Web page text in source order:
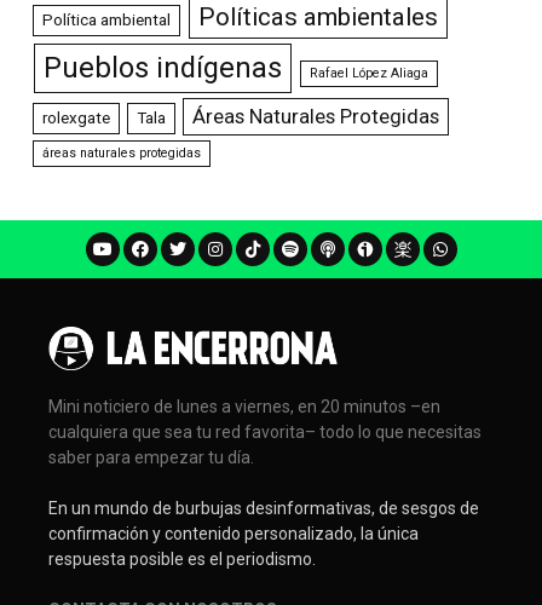
Política ambiental Políticas ambientales
Pueblos indígenas Rafael López Aliaga
rolexgate Tala Áreas Naturales Protegidas
áreas naturales protegidas
Mini noticiero de lunes a viernes, en 20 minutos –en
cualquiera que sea tu red favorita– todo lo que necesitas
saber para empezar tu día.
En un mundo de burbujas desinformativas, de sesgos de
confirmación y contenido personalizado, la única
respuesta posible es el periodismo.